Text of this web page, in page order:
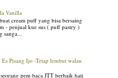
Vanilla
cream puff yang bisa bersaing
- penjual kue sus ( puff pastry )
sanga...
Es Pisang Ijo -Tetap lembut walau
pem baca JTT berbaik hati